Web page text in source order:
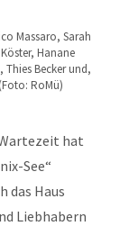
Massaro, Sarah
Hanane
Thies Becker und,
RoMü)
hat
See“
das Haus
Liebhabern